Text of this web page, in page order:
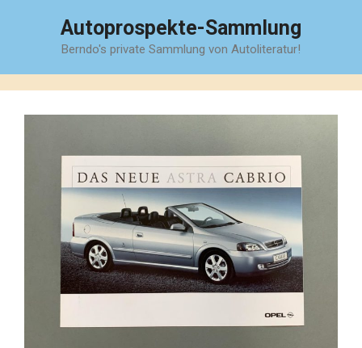
Autoprospekte-Sammlung
Berndo's private Sammlung von Autoliteratur!